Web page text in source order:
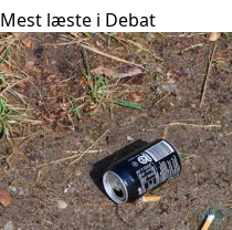
Mest læste i Debat